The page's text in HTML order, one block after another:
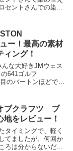
セントさんでの染め
しっかりと染め替え
ー！最高の素材
ィング！
な大好きJMウェス
641ゴルフ
のバートンほどでは
に合わせたことはあ
ブクラフツ ブ
地をレビュー！
タイミングで、軽く
てましたが、何回か
ろは分からないだろ